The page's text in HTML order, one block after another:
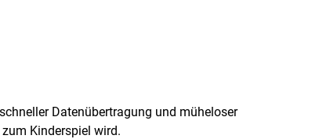
Datenübertragung und müheloser
Kinderspiel wird.